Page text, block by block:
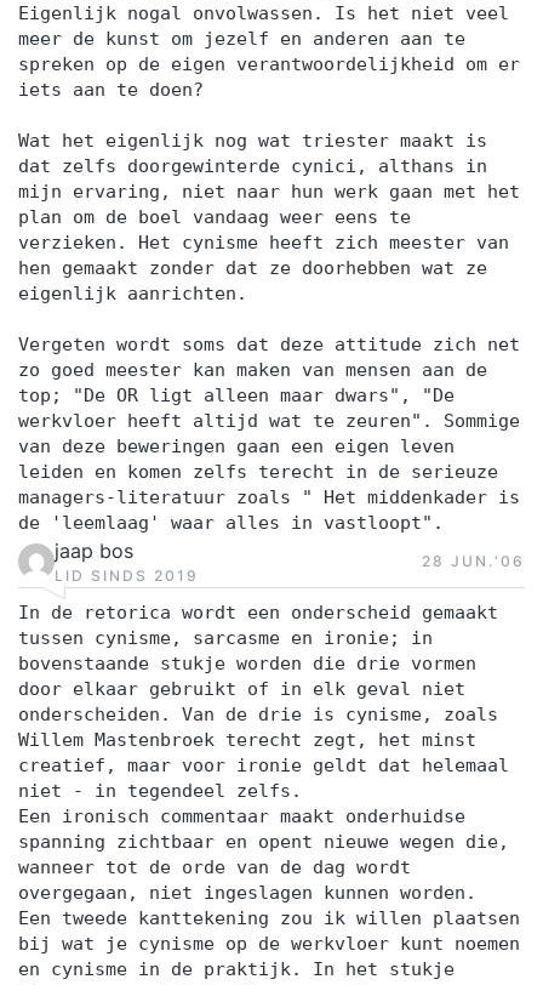
Eigenlijk nogal onvolwassen. Is het niet veel
meer de kunst om jezelf en anderen aan te
spreken op de eigen verantwoordelijkheid om er
iets aan te doen?
Wat het eigenlijk nog wat triester maakt is
dat zelfs doorgewinterde cynici, althans in
mijn ervaring, niet naar hun werk gaan met het
plan om de boel vandaag weer eens te
verzieken. Het cynisme heeft zich meester van
hen gemaakt zonder dat ze doorhebben wat ze
eigenlijk aanrichten.
Vergeten wordt soms dat deze attitude zich net
zo goed meester kan maken van mensen aan de
top; "De OR ligt alleen maar dwars", "De
werkvloer heeft altijd wat te zeuren". Sommige
van deze beweringen gaan een eigen leven
leiden en komen zelfs terecht in de serieuze
managers-literatuur zoals " Het middenkader is
de 'leemlaag' waar alles in vastloopt".
jaap bos
LID SINDS 2019
28 JUN.‘06
In de retorica wordt een onderscheid gemaakt
tussen cynisme, sarcasme en ironie; in
bovenstaande stukje worden die drie vormen
door elkaar gebruikt of in elk geval niet
onderscheiden. Van de drie is cynisme, zoals
Willem Mastenbroek terecht zegt, het minst
creatief, maar voor ironie geldt dat helemaal
niet - in tegendeel zelfs.
Een ironisch commentaar maakt onderhuidse
spanning zichtbaar en opent nieuwe wegen die,
wanneer tot de orde van de dag wordt
overgegaan, niet ingeslagen kunnen worden.
Een tweede kanttekening zou ik willen plaatsen
bij wat je cynisme op de werkvloer kunt noemen
en cynisme in de praktijk. In het stukje